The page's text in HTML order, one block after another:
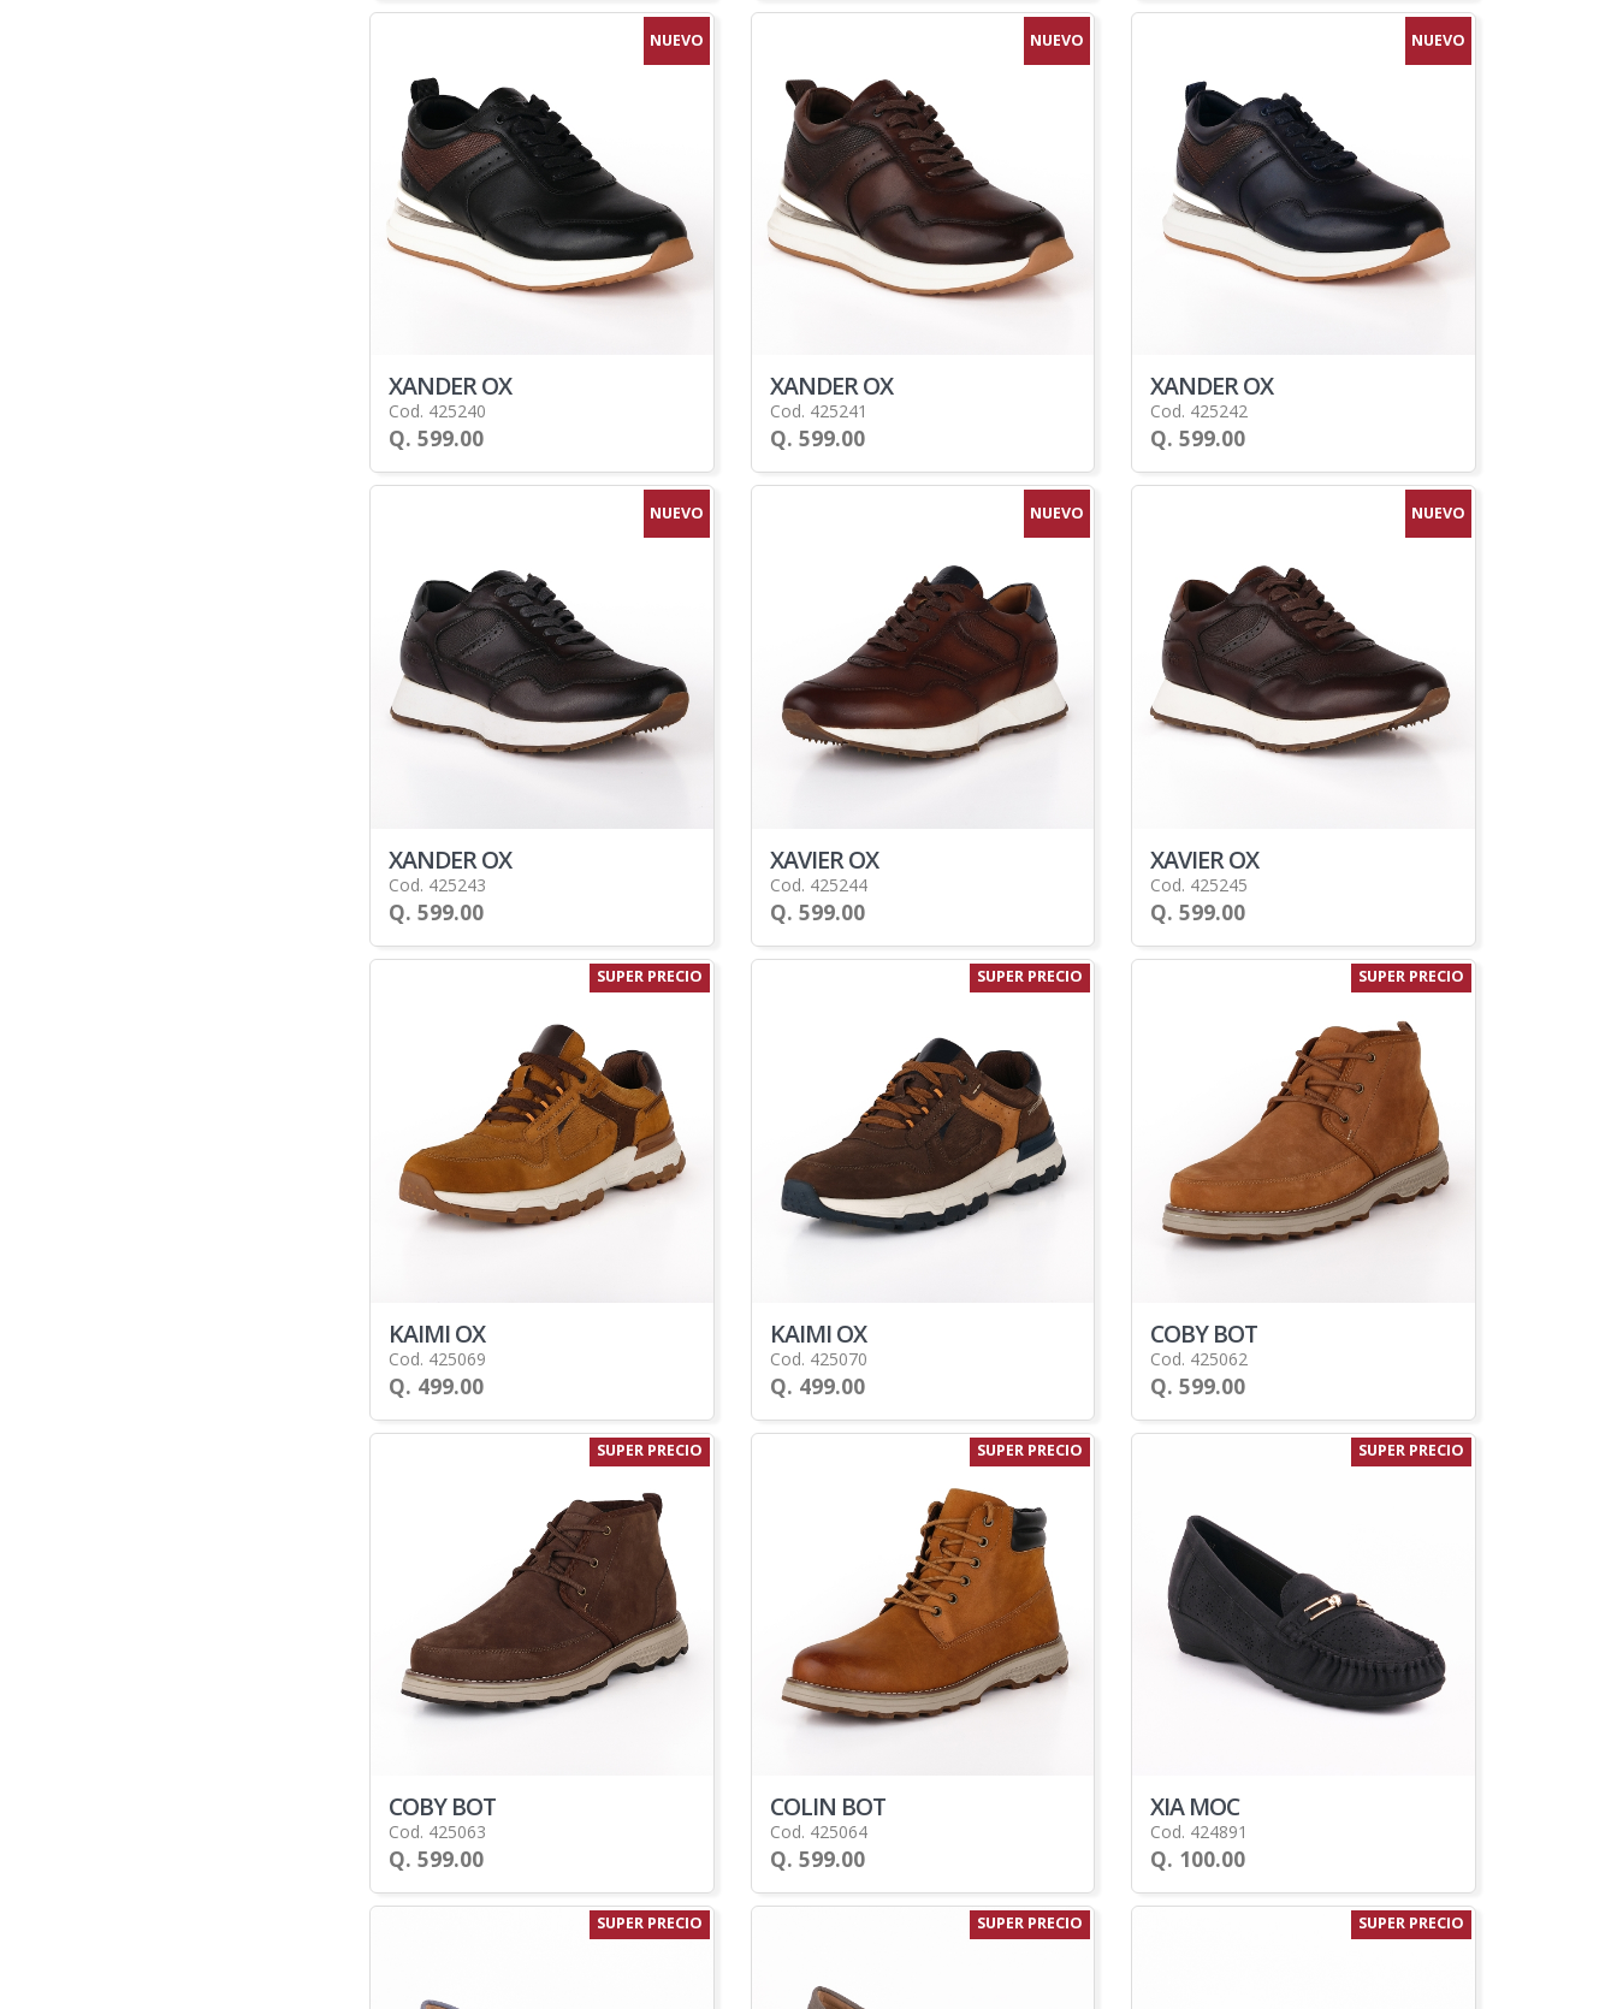
NUEVO
XANDER OX
Cod. 425240
Q. 599.00
NUEVO
XANDER OX
Cod. 425241
Q. 599.00
NUEVO
XANDER OX
Cod. 425242
Q. 599.00
NUEVO
XANDER OX
Cod. 425243
Q. 599.00
NUEVO
XAVIER OX
Cod. 425244
Q. 599.00
NUEVO
XAVIER OX
Cod. 425245
Q. 599.00
SUPER PRECIO
KAIMI OX
Cod. 425069
Q. 499.00
SUPER PRECIO
KAIMI OX
Cod. 425070
Q. 499.00
SUPER PRECIO
COBY BOT
Cod. 425062
Q. 599.00
SUPER PRECIO
COBY BOT
Cod. 425063
Q. 599.00
SUPER PRECIO
COLIN BOT
Cod. 425064
Q. 599.00
SUPER PRECIO
XIA MOC
Cod. 424891
Q. 100.00
SUPER PRECIO SUPER PRECIO SUPER PRECIO